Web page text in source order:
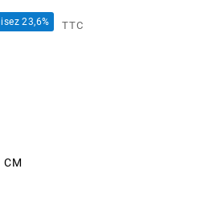
23,6% TTC